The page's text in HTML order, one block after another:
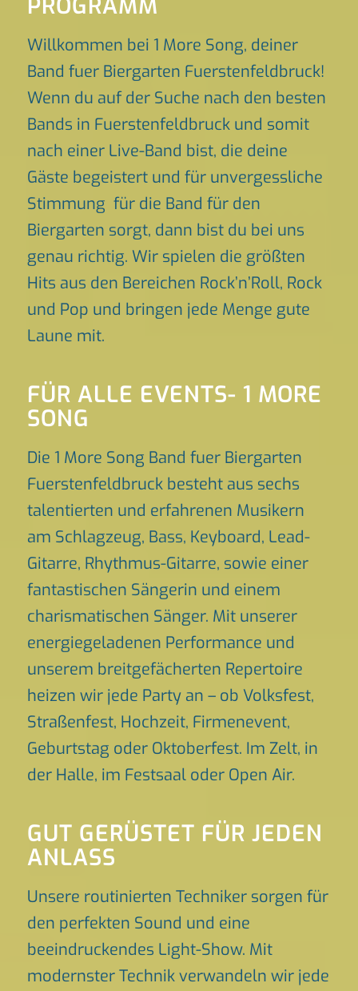
PROGRAMM
Willkommen bei 1 More Song, deiner
Band fuer Biergarten Fuerstenfeldbruck!
Wenn du auf der Suche nach den besten
Bands in Fuerstenfeldbruck und somit
nach einer Live-Band bist, die deine
Gäste begeistert und für unvergessliche
Stimmung für die Band für den
Biergarten sorgt, dann bist du bei uns
genau richtig. Wir spielen die größten
Hits aus den Bereichen Rock’n’Roll, Rock
und Pop und bringen jede Menge gute
Laune mit.
FÜR ALLE EVENTS- 1 MORE
SONG
Die 1 More Song Band fuer Biergarten
Fuerstenfeldbruck besteht aus sechs
talentierten und erfahrenen Musikern
am Schlagzeug, Bass, Keyboard, Lead-
Gitarre, Rhythmus-Gitarre, sowie einer
fantastischen Sängerin und einem
charismatischen Sänger. Mit unserer
energiegeladenen Performance und
unserem breitgefächerten Repertoire
heizen wir jede Party an – ob Volksfest,
Straßenfest, Hochzeit, Firmenevent,
Geburtstag oder Oktoberfest. Im Zelt, in
der Halle, im Festsaal oder Open Air.
GUT GERÜSTET FÜR JEDEN
ANLASS
Unsere routinierten Techniker sorgen für
den perfekten Sound und eine
beeindruckendes Light-Show. Mit
modernster Technik verwandeln wir jede